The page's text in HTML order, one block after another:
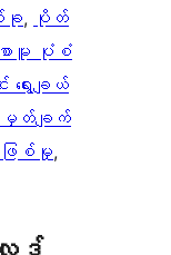
ခု, ပိုတ်
စာမူ ပုံစံ
ရွေးချယ်
တ်ချက်
ြစ်မှု